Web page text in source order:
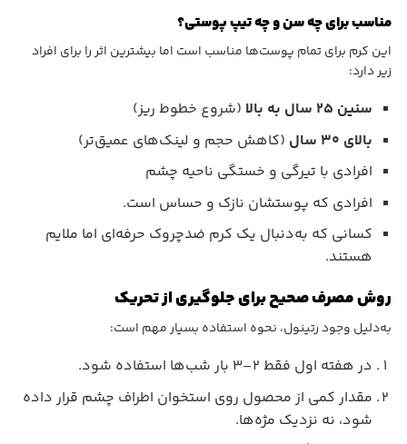
مناسب برای چه سن و چه تیپ پوستی؟
این کرم برای تمام پوست‌ها مناسب است اما بیشترین اثر را برای افراد
زیر دارد:
سنین ۲۵ سال به بالا
(شروع خطوط ریز)
بالای ۳۰ سال
(کاهش حجم و لینک‌های عمیق‌تر)
افرادی با تیرگی و خستگی ناحیه چشم
افرادی که پوستشان نازک و حساس است.
کسانی که به‌دنبال یک کرم ضدچروک حرفه‌ای اما ملایم
هستند.
روش مصرف صحیح برای جلوگیری از تحریک
به‌دلیل وجود رتینول، نحوه استفاده بسیار مهم است:
در هفته اول فقط ۲–۳ بار شب‌ها استفاده شود.
مقدار کمی از محصول روی استخوان اطراف چشم قرار داده
شود، نه نزدیک مژه‌ها.